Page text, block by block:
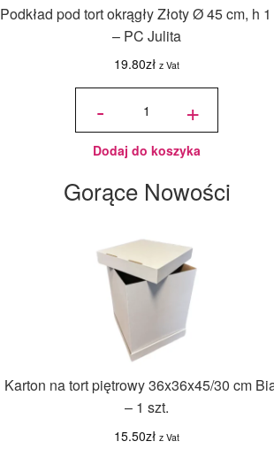
Podkład pod tort okrągły Złoty Ø 45 cm, h
– PC Julita
19.80zł z Vat
-
ilość
okrągły
Złoty Ø
h 1 cm -
PC
+
Dodaj do koszyka
Gorące Nowości
Karton na tort piętrowy 36x36x45/30 cm
– 1 szt.
15.50zł z Vat